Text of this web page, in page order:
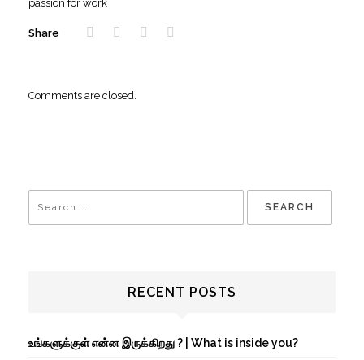
passion for work
Share
Comments are closed.
RECENT POSTS
உங்களுக்குள் என்ன இருக்கிறது ? | What is inside you?